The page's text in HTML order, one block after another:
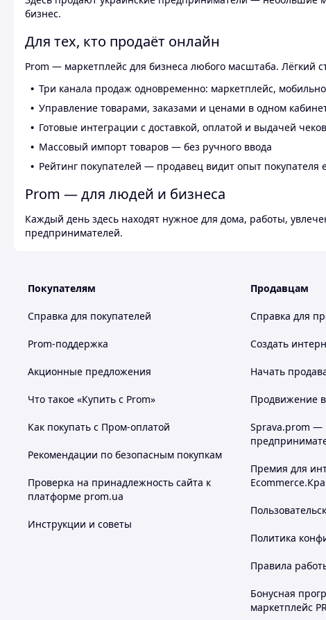
бизнес.
Для тех, кто продаёт онлайн
Prom — маркетплейс для бизнеса любого масштаба. Лёгкий
Три канала продаж одновременно: маркетплейс,
Управление товарами, заказами и ценами в одном
Готовые интеграции с доставкой, оплатой и выдачей чеков
Массовый импорт товаров — без ручного ввода
Рейтинг покупателей — продавец видит опыт покупателя
Prom — для людей и бизнеса
Каждый день здесь находят нужное для дома, работы,
предпринимателей.
Покупателям
Справка для покупателей
Prom-поддержка
Акционные предложения
Что такое «Купить с Prom»
Как покупать с Пром-оплатой
Рекомендации по безопасным покупкам
Проверка на принадлежность сайта к
платформе prom.ua
Инструкции и советы
Продавцам
Справка для
Создать
Начать
Продвижение в
Sprava.prom —
Премия для
Политика
Правила
Бонусная
маркетплейс